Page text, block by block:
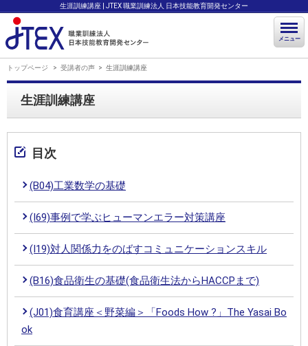
生涯訓練講座 | JTEX 職業訓練法人 日本技能教育開発センター
メニュー
トップページ 受講者の声 生涯訓練講座
生涯訓練講座
目次
(B04)工業数学の基礎
(I69)事例で学ぶヒューマンエラー対策講座
(I19)対人関係力をのばすコミュニケーションスキル
(B16)食品衛生の基礎(食品衛生法からHACCPまで)
(J01)食育講座＜野菜編＞「Foods How ?」The Yasai Bo
ok